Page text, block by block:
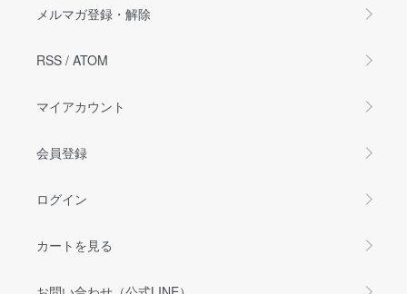
メルマガ登録・解除
RSS / ATOM
マイアカウント
会員登録
ログイン
カートを見る